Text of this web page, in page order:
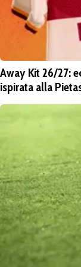
Away Kit 26/27:
ispirata alla